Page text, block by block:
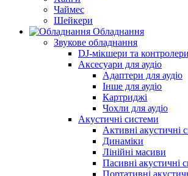
Чаймес
Шейкери
Обладнання
Звукове обладнання
DJ-мікшери та контролери
Аксесуари для аудіо
Адаптери для аудіо
Інше для аудіо
Картриджі
Чохли для аудіо
Акустичні системи
Активні акустичні
Динаміки
Лінійні масиви
Пасивні акустичні
Портативні